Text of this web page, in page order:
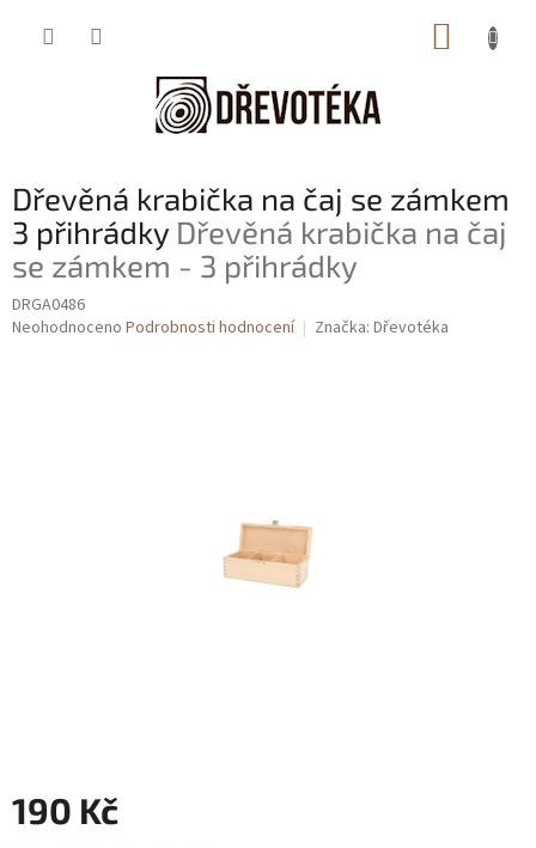
Dřevěná krabička na čaj se zámkem
3 přihrádky Dřevěná krabička na čaj
se zámkem - 3 přihrádky
DRGA0486
Průměrné
Neohodnoceno Podrobnosti hodnocení Značka: Dřevotéka
190 Kč